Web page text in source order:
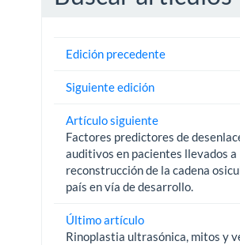
Edición precedente
Siguiente edición
Artículo siguiente
Factores predictores de
auditivos en pacientes llevados a
reconstrucción de la cadena
país en vía de desarrollo.
Último artículo
Rinoplastia ultrasónica, mitos y